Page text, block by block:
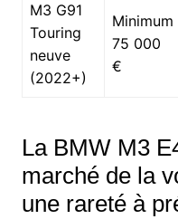
M3 G91
Touring
neuve
(2022+)
Minimum
75 000
€
La BMW M3
marché de la
une rareté à